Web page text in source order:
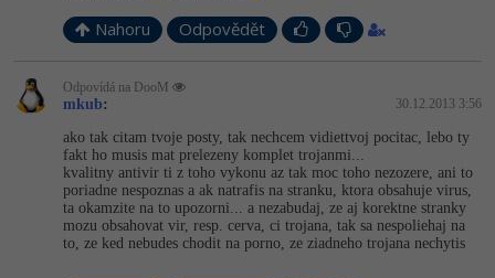
Nahoru Odpovědět
Odpovídá na DooM
mkub: 30.12.2013 3:56
ako tak citam tvoje posty, tak nechcem vidiettvoj pocitac, lebo ty
fakt ho musis mat prelezeny komplet trojanmi...
kvalitny antivir ti z toho vykonu az tak moc toho nezozere, ani to
poriadne nespoznas a ak natrafis na stranku, ktora obsahuje virus,
ta okamzite na to upozorni... a nezabudaj, ze aj korektne stranky
mozu obsahovat vir, resp. cerva, ci trojana, tak sa nespoliehaj na
to, ze ked nebudes chodit na porno, ze ziadneho trojana nechytis